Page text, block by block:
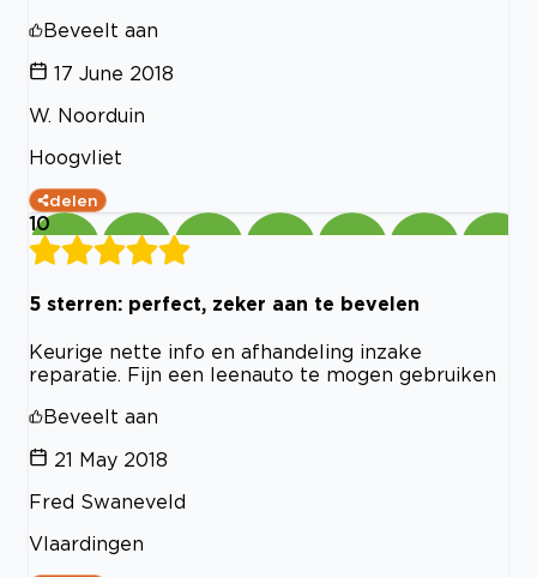
Beveelt aan
17 June 2018
W. Noorduin
Hoogvliet
delen
10
5 sterren: perfect, zeker aan te bevelen
Keurige nette info en afhandeling inzake
reparatie. Fijn een leenauto te mogen gebruiken
Beveelt aan
21 May 2018
Fred Swaneveld
Vlaardingen